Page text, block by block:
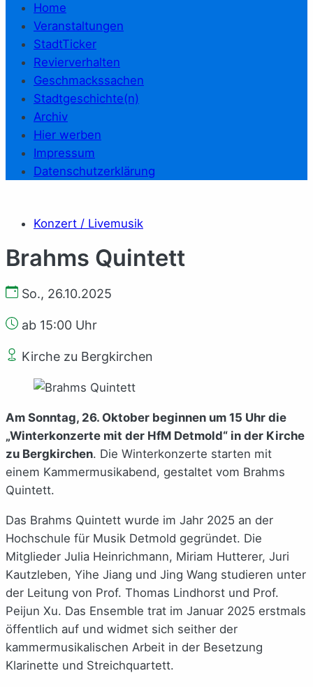
Home
Veranstaltungen
StadtTicker
Revierverhalten
Geschmackssachen
Stadtgeschichte(n)
Archiv
Hier werben
Impressum
Datenschutzerklärung
Konzert / Livemusik
Brahms Quintett
So., 26.10.2025
ab 15:00 Uhr
Kirche zu Bergkirchen
Am Sonntag, 26. Oktober beginnen um 15 Uhr die
„Winterkonzerte mit der HfM Detmold“ in der Kirche
zu Bergkirchen. Die Winterkonzerte starten mit
einem Kammermusikabend, gestaltet vom Brahms
Quintett.
Das Brahms Quintett wurde im Jahr 2025 an der
Hochschule für Musik Detmold gegründet. Die
Mitglieder Julia Heinrichmann, Miriam Hutterer, Juri
Kautzleben, Yihe Jiang und Jing Wang studieren unter
der Leitung von Prof. Thomas Lindhorst und Prof.
Peijun Xu. Das Ensemble trat im Januar 2025 erstmals
öffentlich auf und widmet sich seither der
kammermusikalischen Arbeit in der Besetzung
Klarinette und Streichquartett.